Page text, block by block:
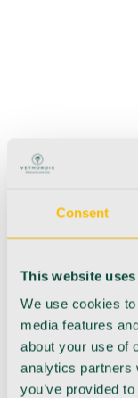
Consent
This website
We use cookies
media features
about your use of
analytics partners
you’ve provided